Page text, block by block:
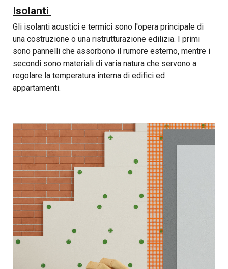
Isolanti
Gli isolanti acustici e termici sono l'opera principale di
una costruzione o una ristrutturazione edilizia. I primi
sono pannelli che assorbono il rumore esterno, mentre i
secondi sono materiali di varia natura che servono a
regolare la temperatura interna di edifici ed
appartamenti.